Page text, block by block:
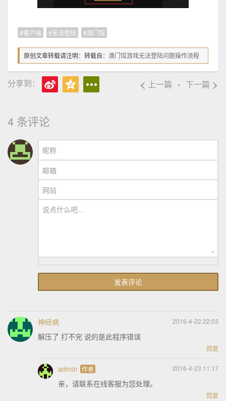
客户端 无法登陆 澳门馆
原创文章转载请注明：转载自：澳门馆游戏无法登陆问题操作流程
分享到： ‹ 上一篇 • 下一篇 ›
4 条评论
昵称
邮箱
网站
说点什么吧…
神经病 2016-4-22 22:03
解压了 打不完 说的是此程序错误
回复
admin 2016-4-23 11:17
亲，请联系在线客服为您处理。
回复